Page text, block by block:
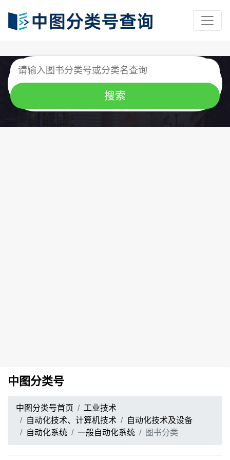
中图分类号
中图分类号首页
工业技术
自动化技术、计算机技术
自动化技术及设备
自动化系统
一般自动化系统 图书分类